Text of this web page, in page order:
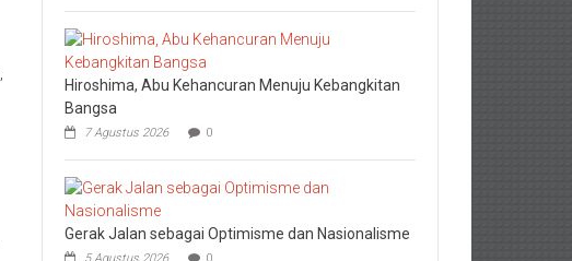
Hiroshima, Abu Kehancuran Menuju Kebangkitan
Bangsa
7 Agustus 2026 0
Gerak Jalan sebagai Optimisme dan Nasionalisme